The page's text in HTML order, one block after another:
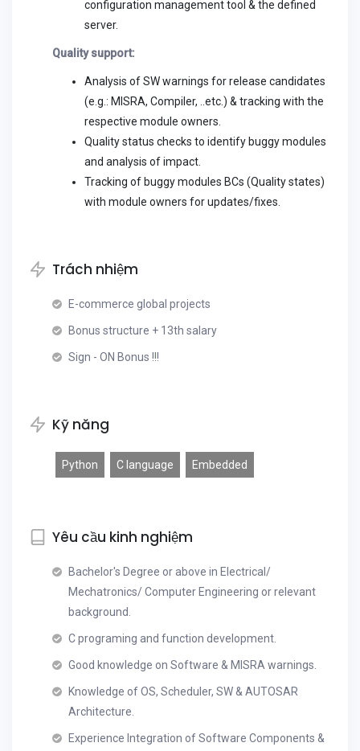
configuration management tool & the defined
server.
Quality support:
Analysis of SW warnings for release candidates
(e.g.: MISRA, Compiler, ..etc.) & tracking with the
respective module owners.
Quality status checks to identify buggy modules
and analysis of impact.
Tracking of buggy modules BCs (Quality states)
with module owners for updates/fixes.
Trách nhiệm
E-commerce global projects
Bonus structure + 13th salary
Sign - ON Bonus !!!
Kỹ năng
Python C language Embedded
Yêu cầu kinh nghiệm
Bachelor's Degree or above in Electrical/
Mechatronics/ Computer Engineering or relevant
background.
C programing and function development.
Good knowledge on Software & MISRA warnings.
Knowledge of OS, Scheduler, SW & AUTOSAR
Architecture.
Experience Integration of Software Components &